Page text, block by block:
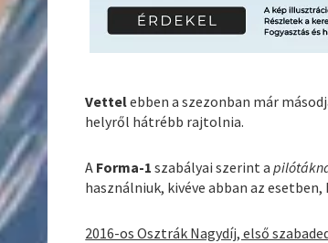
Vettelebben a szezonban már
helyről hátrébb rajtolnia.
A Forma-1 szabályai szerint a
használniuk, kivéve abban az
2016-os Osztrák Nagydíj, első